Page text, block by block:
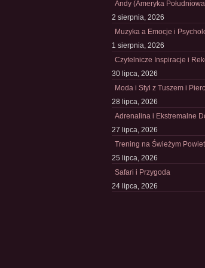
Andy (Ameryka
2 sierpnia, 2026
Muzyka a Emocje i
1 sierpnia, 2026
Czytelnicze Inspiracje i
30 lipca, 2026
Moda i Styl z Tuszem i
28 lipca, 2026
Adrenalina i Ekstremalne
27 lipca, 2026
Trening na Świeżym
25 lipca, 2026
Safari i Przygoda
24 lipca, 2026